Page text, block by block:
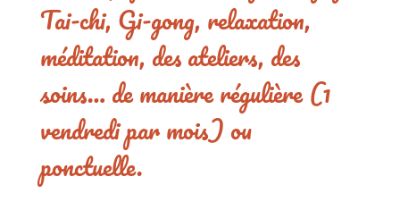
Tai-chi, Gi-gong, relaxation,
méditation, des ateliers, des
soins… de manière régulière (1
vendredi par mois) ou
ponctuelle.